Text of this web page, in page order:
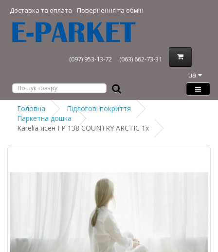
Доставка та оплата Повернення та обмін
(097) 953-13-72 (063) 662-73-31
ua
Головна
Підлогові покриття
Паркетна дошка
Karelia ясен FP 138 COUNTRY ARCTIC 1х